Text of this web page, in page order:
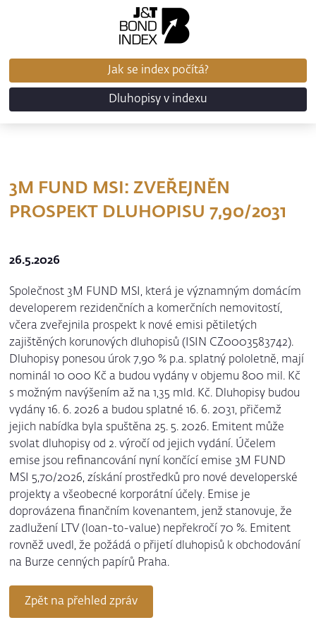
Jak se index počítá?
Dluhopisy v indexu
3M FUND MSI: ZVEŘEJNĚN
PROSPEKT DLUHOPISU 7,90/2031
26.5.2026
Společnost 3M FUND MSI, která je významným domácím
developerem rezidenčních a komerčních nemovitostí,
včera zveřejnila prospekt k nové emisi pětiletých
zajištěných korunových dluhopisů (ISIN CZ0003583742).
Dluhopisy ponesou úrok 7,90 % p.a. splatný pololetně, mají
nominál 10 000 Kč a budou vydány v objemu 800 mil. Kč
s možným navýšením až na 1,35 mld. Kč. Dluhopisy budou
vydány 16. 6. 2026 a budou splatné 16. 6. 2031, přičemž
jejich nabídka byla spuštěna 25. 5. 2026. Emitent může
svolat dluhopisy od 2. výročí od jejich vydání. Účelem
emise jsou refinancování nyní končící emise 3M FUND
MSI 5,70/2026, získání prostředků pro nové developerské
projekty a všeobecné korporátní účely. Emise je
doprovázena finančním kovenantem, jenž stanovuje, že
zadlužení LTV (loan-to-value) nepřekročí 70 %. Emitent
rovněž uvedl, že požádá o přijetí dluhopisů k obchodování
na Burze cenných papírů Praha.
Zpět na přehled zpráv